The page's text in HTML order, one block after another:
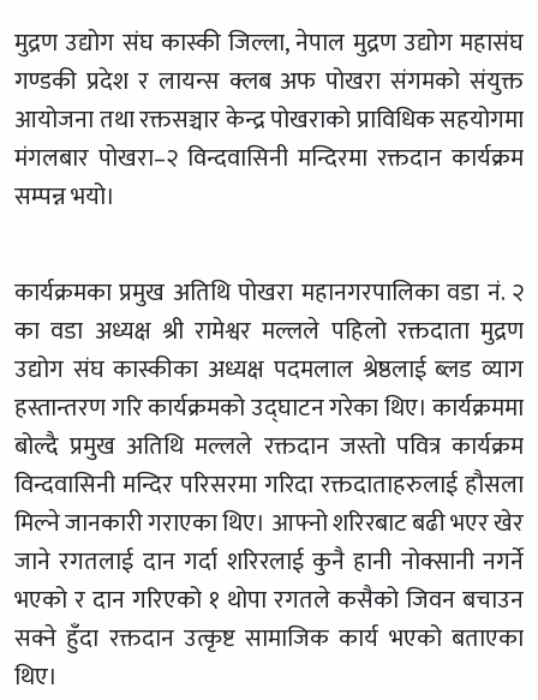
मुद्रण उद्योग संघ कास्की जिल्ला, नेपाल मुद्रण उद्योग महासंघ
गण्डकी प्रदेश र लायन्स क्लब अफ पोखरा संगमको संयुक्त
आयोजना तथा रक्तसञ्चार केन्द्र पोखराको प्राविधिक सहयोगमा
मंगलबार पोखरा–२ विन्दवासिनी मन्दिरमा रक्तदान कार्यक्रम
सम्पन्न भयो।
कार्यक्रमका प्रमुख अतिथि पोखरा महानगरपालिका वडा नं. २
का वडा अध्यक्ष श्री रामेश्वर मल्लले पहिलो रक्तदाता मुद्रण
उद्योग संघ कास्कीका अध्यक्ष पदमलाल श्रेष्ठलाई ब्लड व्याग
हस्तान्तरण गरि कार्यक्रमको उद्घाटन गरेका थिए। कार्यक्रममा
बोल्दै प्रमुख अतिथि मल्लले रक्तदान जस्तो पवित्र कार्यक्रम
विन्दवासिनी मन्दिर परिसरमा गरिदा रक्तदाताहरुलाई हौसला
मिल्ने जानकारी गराएका थिए। आफ्नो शरिरबाट बढी भएर खेर
जाने रगतलाई दान गर्दा शरिरलाई कुनै हानी नोक्सानी नगर्ने
भएको र दान गरिएको १ थोपा रगतले कसैको जिवन बचाउन
सक्ने हुँदा रक्तदान उत्कृष्ट सामाजिक कार्य भएको बताएका
थिए।